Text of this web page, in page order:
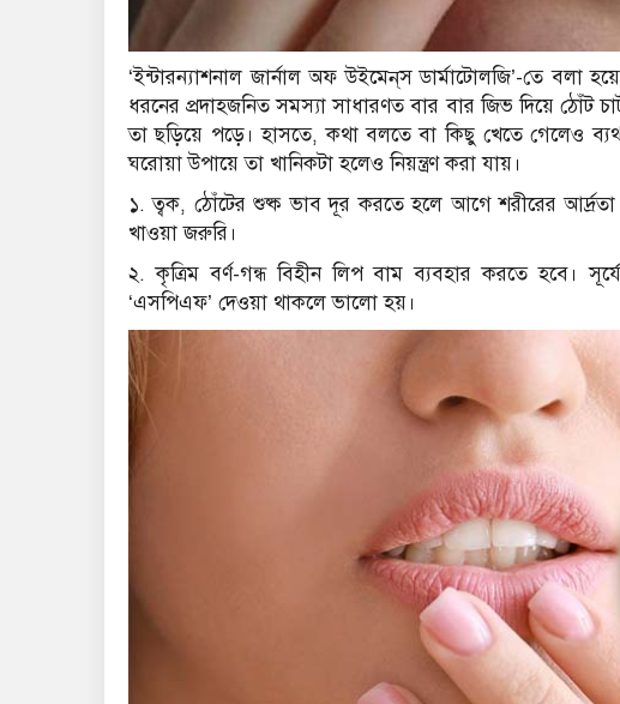
‘ইন্টারন্যাশনাল জার্নাল অফ উইমেন্‌স ডার্মাটোলজি’-তে
ধরনের প্রদাহজনিত সমস্যা সাধারণত বার বার জিভ দিয়ে ঠোঁট
তা ছড়িয়ে পড়ে। হাসতে, কথা বলতে বা কিছু খেতে গেলেও
ঘরোয়া উপায়ে তা খানিকটা হলেও নিয়ন্ত্রণ করা যায়।
১. ত্বক, ঠোঁটের শুষ্ক ভাব দূর করতে হলে আগে শরীরের আর্দ্রতা
খাওয়া জরুরি।
২. কৃত্রিম বর্ণ-গন্ধ বিহীন লিপ বাম ব্যবহার করতে হবে।
‘এসপিএফ’ দেওয়া থাকলে ভালো হয়।